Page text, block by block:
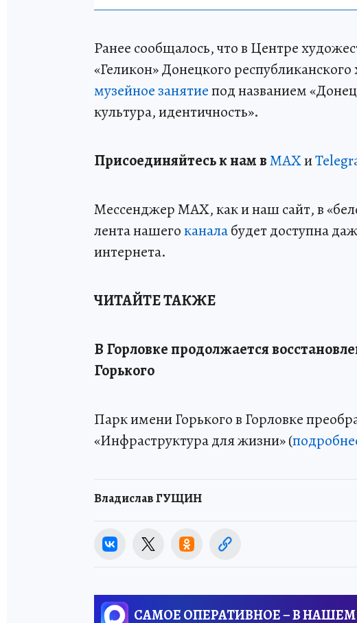
Ранее сообщалось, что в Центре
«Геликон» Донецкого
музейное занятиепод названием
культура, идентичность».
Присоединяйтесь к нам вMAXи
Мессенджер MAX, как и наш сайт, в
лента нашегоканалабудет доступна
интернета.
ЧИТАЙТЕ ТАКЖЕ
В Горловке продолжается
Горького
Парк имени Горького в Горловке
«Инфраструктура для жизни» (
Владислав ГУЩИН
САМОЕ ОПЕРАТИВНОЕ – В НАШЕМ